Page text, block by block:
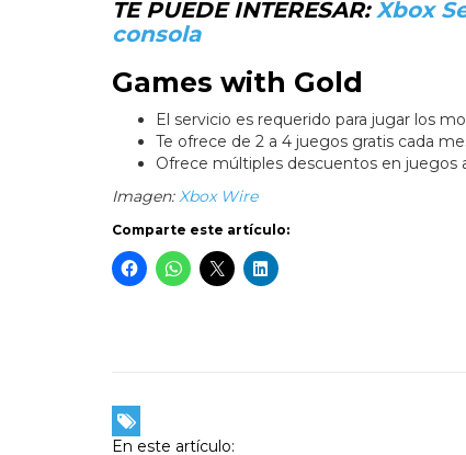
TE PUEDE INTERESAR: Xbox
consola
Games with Gold
El servicio es requerido para jugar los
Te ofrece de 2 a 4 juegos gratis cada
Ofrece múltiples descuentos en juegos
Imagen:Xbox Wire
Comparte este artículo:
En este artículo: